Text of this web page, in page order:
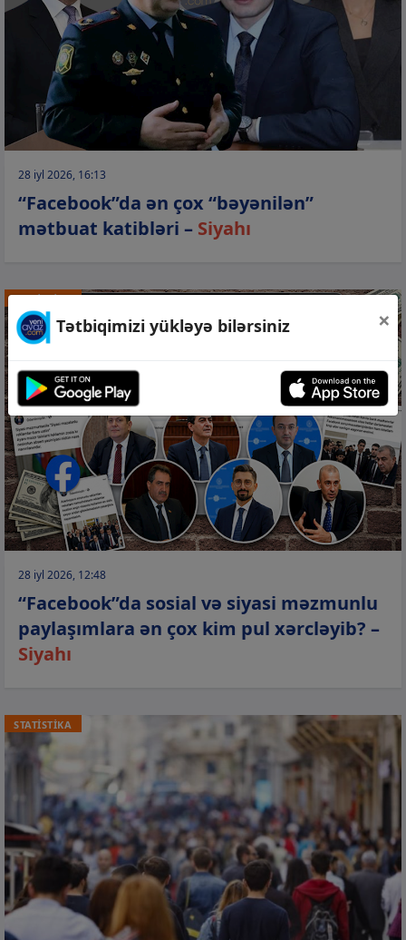
28 iyl 2026, 16:13
“Facebook”da ən çox “bəyənilən”
mətbuat katibləri – Siyahı
STATİSTİKA
28 iyl 2026, 12:48
“Facebook”da sosial və siyasi məzmunlu
paylaşımlara ən çox kim pul xərcləyib? –
Siyahı
STATİSTİKA
Tətbiqimizi yükləyə bilərsiniz ×